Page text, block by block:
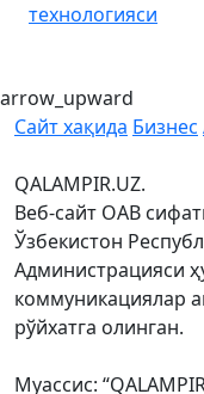
технологияси
arrow_upward
Сайт хақида Бизнес
QALAMPIR.UZ.
Веб-сайт ОАВ
Ўзбекистон
Администрацияси
коммуникациялар
рўйхатга олинган.
Муассис: